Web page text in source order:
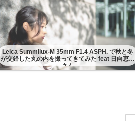
Leica Summilux-M 35mm F1.4 ASPH. で秋と冬
が交錯した丸の内を撮ってきてみた feat 日向恵理
さん